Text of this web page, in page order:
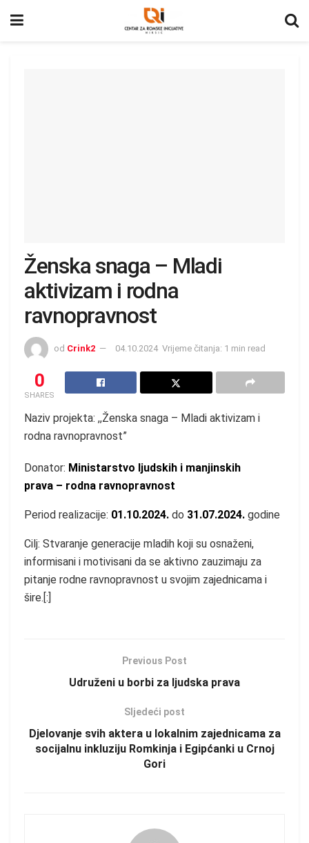
Ženska snaga – Mladi
aktivizam i rodna
ravnopravnost
od Crink2 04.10.2024 Vrijeme čitanja: 1 min read
0
SHARES
Naziv projekta: ,,Ženska snaga – Mladi aktivizam i
rodna ravnopravnost”
Donator: Ministarstvo ljudskih i manjinskih
prava – rodna ravnopravnost
Period realizacije: 01.10.2024. do 31.07.2024. godine
Cilj: Stvaranje generacije mladih koji su osnaženi,
informisani i motivisani da se aktivno zauzimaju za
pitanje rodne ravnopravnost u svojim zajednicama i
šire.[:]
Previous Post
Udruženi u borbi za ljudska prava
Sljedeći post
Djelovanje svih aktera u lokalnim zajednicama za
socijalnu inkluziju Romkinja i Egipćanki u Crnoj
Gori